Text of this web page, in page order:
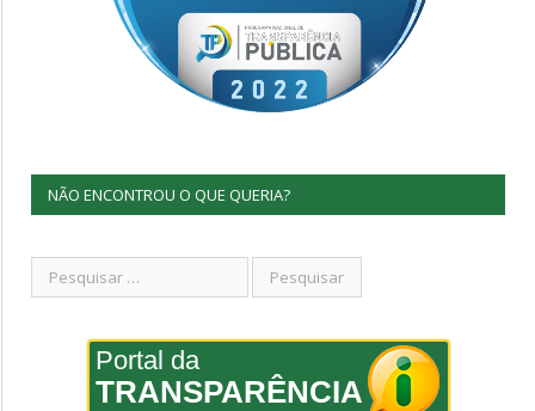
NÃO ENCONTROU O QUE QUERIA?
Portal da
TRANSPARÊNCIA